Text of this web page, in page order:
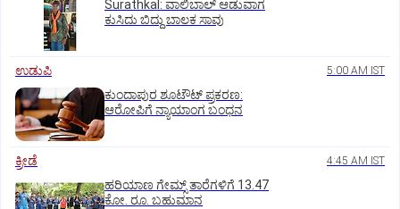
Surathkal: ವಾಲಿಬಾಲ್ ಆಡುವಾಗ
ಕುಸಿದು ಬಿದ್ದು ಬಾಲಕ ಸಾವು
ಉಡುಪಿ 5:00 AM IST
ಕುಂದಾಪುರ ಶೂಟೌಟ್ ಪ್ರಕರಣ:
ಆರೋಪಿಗೆ ನ್ಯಾಯಾಂಗ ಬಂಧನ
ಕ್ರೀಡೆ 4:45 AM IST
ಹರಿಯಾಣ ಗೇಮ್ಸ್‌ ತಾರೆಗಳಿಗೆ 13.47
ಕೋ. ರೂ. ಬಹುಮಾನ